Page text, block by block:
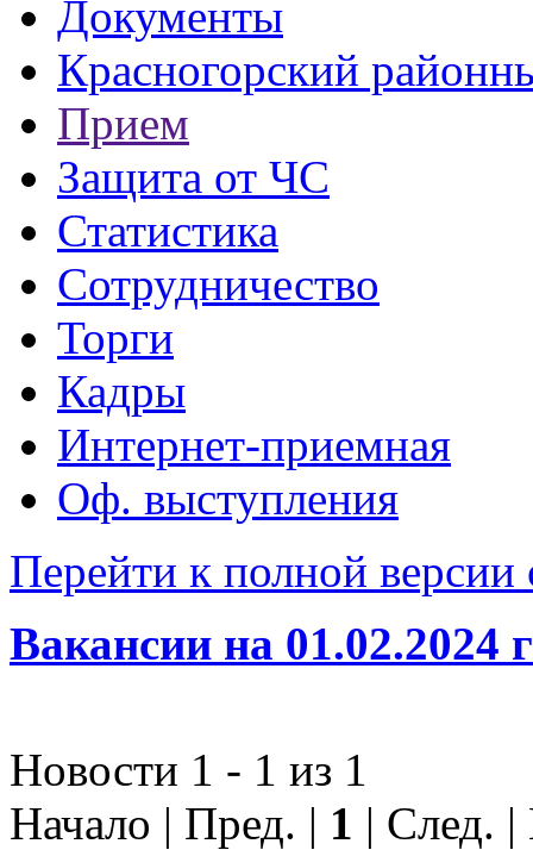
Документы
Красногорский
Прием
Защита от ЧС
Статистика
Сотрудничество
Торги
Кадры
Интернет-приемная
Оф. выступления
Перейти к полной версии
Вакансии на 01.02.2024
Новости 1 - 1 из 1
Начало | Пред. | 1 | След.